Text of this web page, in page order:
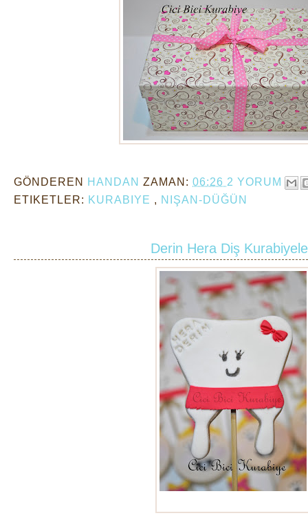
GÖNDEREN HANDAN ZAMAN: 06:26 2 YORUM
ETIKETLER: KURABIYE , NIŞAN-DÜĞÜN
Derin Hera Diş